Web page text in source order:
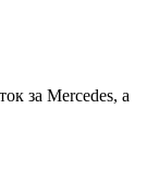
за Mercedes, а